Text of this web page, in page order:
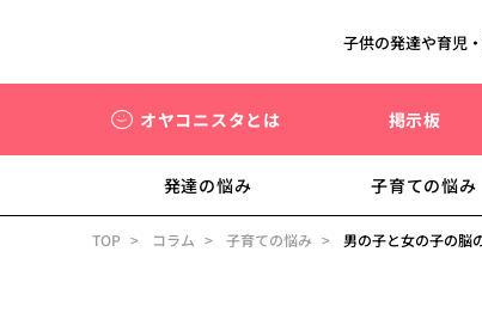
子供の発達や育児
オヤコニスタとは 掲示板
発達の悩み 子育ての悩み
TOP コラム 子育ての悩み 男の子と女の子の脳